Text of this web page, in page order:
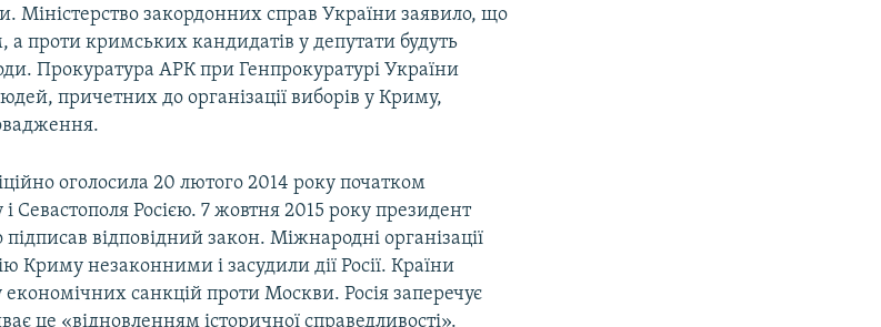
Міністерство закордонних справ України заявило, що
а проти кримських кандидатів у депутати будуть
Прокуратура АРК при Генпрокуратурі України
причетних до організації виборів у Криму,
оголосила 20 лютого 2014 року початком
Севастополя Росією. 7 жовтня 2015 року президент
відповідний закон. Міжнародні організації
Криму незаконними і засудили дії Росії. Країни
санкцій проти Москви. Росія заперечує
це «відновленням історичної справедливості».